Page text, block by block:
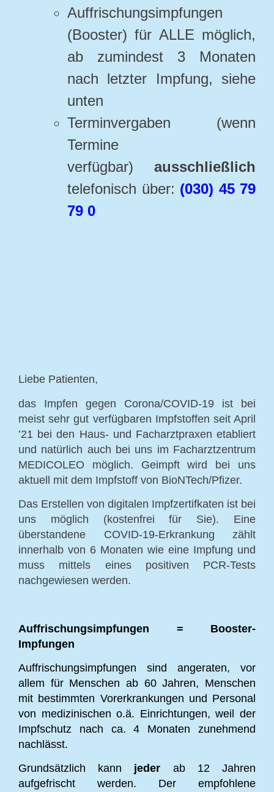
Auffrischungsimpfungen
(Booster) für ALLE möglich,
ab zumindest 3 Monaten
nach letzter Impfung, siehe
unten
Terminvergaben (wenn
Termine
verfügbar) ausschließlich
telefonisch über: (030) 45 79
79 0
Liebe Patienten,
das Impfen gegen Corona/COVID-19 ist bei
meist sehr gut verfügbaren Impfstoffen seit April
’21 bei den Haus- und Facharztpraxen etabliert
und natürlich auch bei uns im Facharztzentrum
MEDICOLEO möglich. Geimpft wird bei uns
aktuell mit dem Impfstoff von BioNTech/Pfizer.
Das Erstellen von digitalen Impfzertifkaten ist bei
uns möglich (kostenfrei für Sie). Eine
überstandene COVID-19-Erkrankung zählt
innerhalb von 6 Monaten wie eine Impfung und
muss mittels eines positiven PCR-Tests
nachgewiesen werden.
Auffrischungsimpfungen = Booster-
Impfungen
Auffrischungsimpfungen sind angeraten, vor
allem für Menschen ab 60 Jahren, Menschen
mit bestimmten Vorerkrankungen und Personal
von medizinischen o.ä. Einrichtungen, weil der
Impfschutz nach ca. 4 Monaten zunehmend
nachlässt.
Grundsätzlich kann jeder ab 12 Jahren
aufgefrischt werden. Der empfohlene